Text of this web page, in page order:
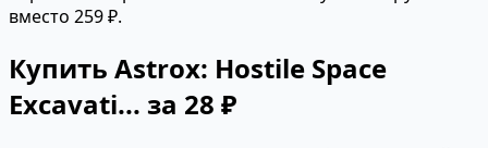
вместо 259 ₽.
Купить Astrox: Hostile Space
Excavati... за 28 ₽